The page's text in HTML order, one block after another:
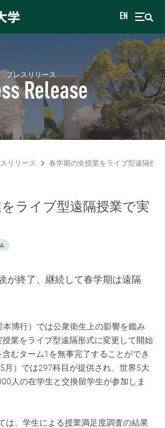
EN
プレスリリース
Release
リリース 春学期の全授業をライブ型遠隔授
ライブ型遠隔授業で実
が終了、継続して春学期は遠隔
博行）では公衆衛生上の影響を鑑み
業をライブ型遠隔形式に変更して開始
むターム1を無事完了することができ
月）では297科目が提供され、世界5大
人の在学生と交換留学生が参加しま
は、学生による授業満足度調査の結果